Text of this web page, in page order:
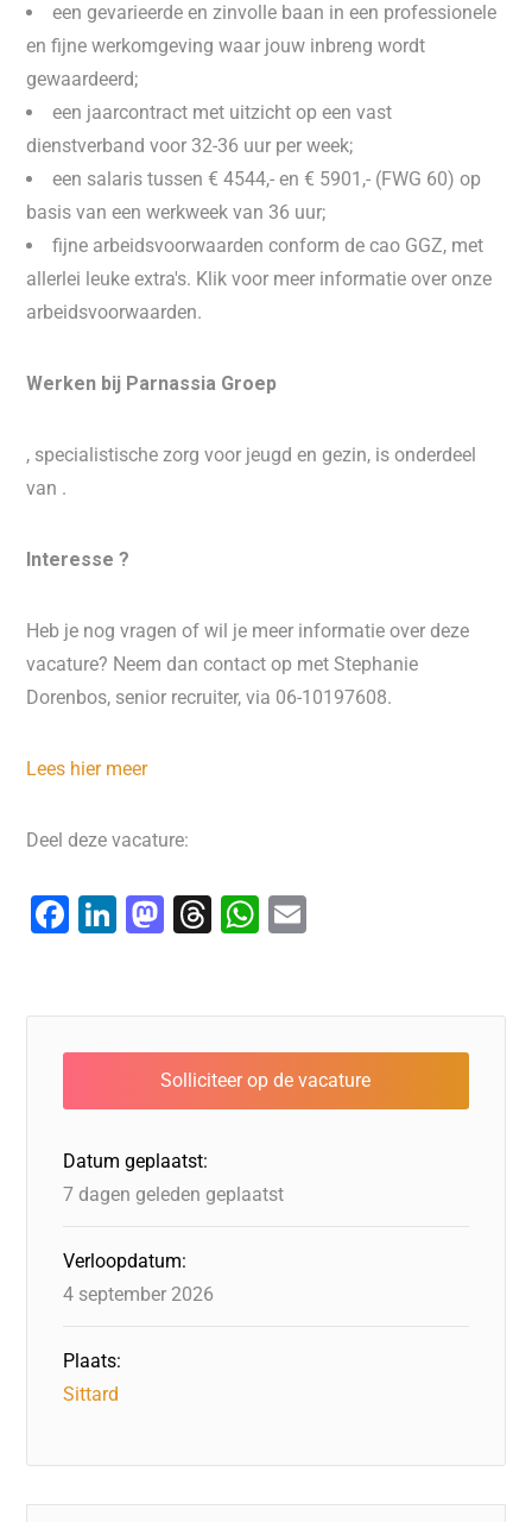
een gevarieerde en zinvolle baan in een professionele
en fijne werkomgeving waar jouw inbreng wordt
gewaardeerd;
een jaarcontract met uitzicht op een vast
dienstverband voor 32-36 uur per week;
een salaris tussen € 4544,- en € 5901,- (FWG 60) op
basis van een werkweek van 36 uur;
fijne arbeidsvoorwaarden conform de cao GGZ, met
allerlei leuke extra's. Klik voor meer informatie over onze
arbeidsvoorwaarden.
Werken bij Parnassia Groep
, specialistische zorg voor jeugd en gezin, is onderdeel
van .
Interesse ?
Heb je nog vragen of wil je meer informatie over deze
vacature? Neem dan contact op met Stephanie
Dorenbos, senior recruiter, via 06-10197608.
Lees hier meer
Deel deze vacature:
F
e
b
o
o
k
Li
e
dI
n
M
o
d
o
n
T
a
d
s
W
s
A
p
l
Datum geplaatst:
7 dagen geleden geplaatst
Verloopdatum:
4 september 2026
Plaats:
Sittard